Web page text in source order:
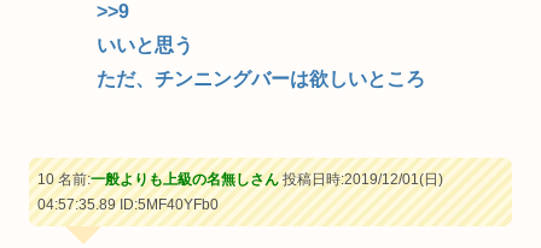
>>9
いいと思う
ただ、チンニングバーは欲しいところ
10 名前:一般よりも上級の名無しさん投稿日時:2019/12/01(日)
04:57:35.89ID:5MF40YFb0